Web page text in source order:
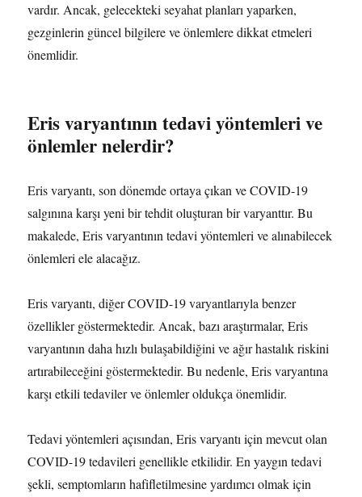
vardır. Ancak, gelecekteki seyahat planları yaparken,
gezginlerin güncel bilgilere ve önlemlere dikkat etmeleri
önemlidir.
Eris varyantının tedavi yöntemleri ve
önlemler nelerdir?
Eris varyantı, son dönemde ortaya çıkan ve COVID-19
salgınına karşı yeni bir tehdit oluşturan bir varyanttır. Bu
makalede, Eris varyantının tedavi yöntemleri ve alınabilecek
önlemleri ele alacağız.
Eris varyantı, diğer COVID-19 varyantlarıyla benzer
özellikler göstermektedir. Ancak, bazı araştırmalar, Eris
varyantının daha hızlı bulaşabildiğini ve ağır hastalık riskini
artırabileceğini göstermektedir. Bu nedenle, Eris varyantına
karşı etkili tedaviler ve önlemler oldukça önemlidir.
Tedavi yöntemleri açısından, Eris varyantı için mevcut olan
COVID-19 tedavileri genellikle etkilidir. En yaygın tedavi
şekli, semptomların hafifletilmesine yardımcı olmak için